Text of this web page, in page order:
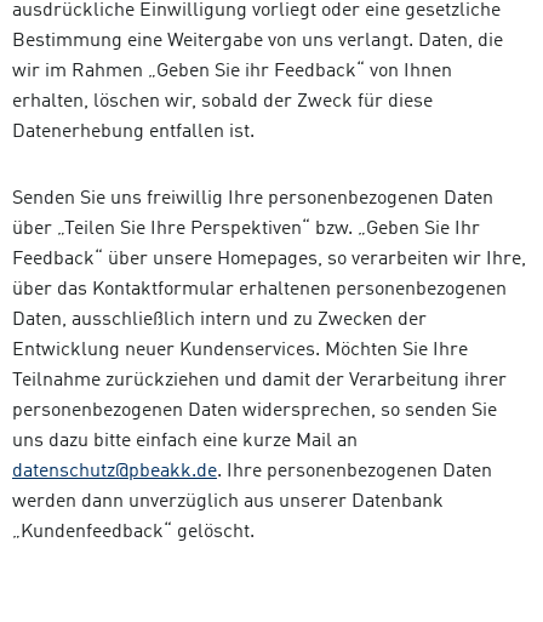
ausdrückliche Einwilligung vorliegt oder eine gesetzliche
Bestimmung eine Weitergabe von uns verlangt. Daten, die
wir im Rahmen „Geben Sie ihr Feedback“ von Ihnen
erhalten, löschen wir, sobald der Zweck für diese
Datenerhebung entfallen ist.
Senden Sie uns freiwillig Ihre personenbezogenen Daten
über „Teilen Sie Ihre Perspektiven“ bzw. „Geben Sie Ihr
Feedback“ über unsere Homepages, so verarbeiten wir Ihre,
über das Kontaktformular erhaltenen personenbezogenen
Daten, ausschließlich intern und zu Zwecken der
Entwicklung neuer Kundenservices. Möchten Sie Ihre
Teilnahme zurückziehen und damit der Verarbeitung ihrer
personenbezogenen Daten widersprechen, so senden Sie
uns dazu bitte einfach eine kurze Mail an
datenschutz@pbeakk.de. Ihre personenbezogenen Daten
werden dann unverzüglich aus unserer Datenbank
„Kundenfeedback“ gelöscht.